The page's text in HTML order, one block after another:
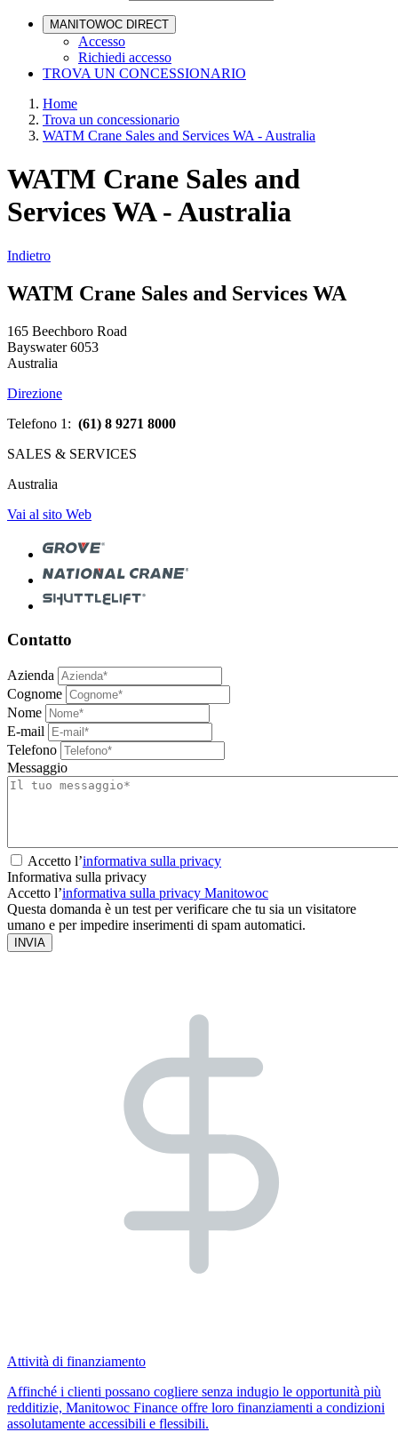
MANITOWOC DIRECT
Accesso
Richiedi accesso
TROVA UN CONCESSIONARIO
Home
Trova un concessionario
WATM Crane Sales and Services WA - Australia
WATM Crane Sales and
Services WA - Australia
Indietro
WATM Crane Sales and Services WA
165 Beechboro Road
Bayswater 6053
Australia
Direzione
Telefono 1: (61) 8 9271 8000
SALES & SERVICES
Australia
Vai al sito Web
Contatto
Azienda
Cognome
Nome
E-mail
Telefono
Messaggio
Accetto l’informativa sulla privacy
Informativa sulla privacy
Accetto l’informativa sulla privacy Manitowoc
Questa domanda è un test per verificare che tu sia un visitatore
umano e per impedire inserimenti di spam automatici.
Attività di finanziamento
Affinché i clienti possano cogliere senza indugio le opportunità più
redditizie, Manitowoc Finance offre loro finanziamenti a condizioni
assolutamente accessibili e flessibili.